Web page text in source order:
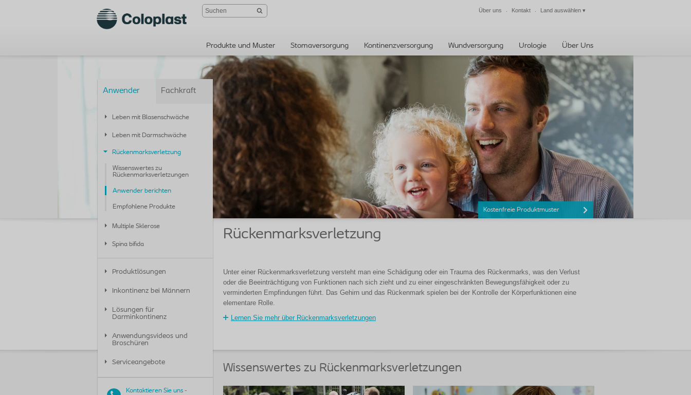
Über uns Kontakt Land auswählen ▾
Produkte und Muster Stomaversorgung Kontinenzversorgung Wundversorgung Urologie Über Uns
Anwender
Leben mit Blasenschwäche
Leben mit Darmschwäche
Rückenmarksverletzung
Wissenswertes zu
Rückenmarksverletzungen
Anwender berichten
Empfohlene Produkte
Multiple Sklerose
Spina bifida
Fachkraft
Produktlösungen
Inkontinenz bei Männern
Lösungen für
Darminkontinenz
Anwendungsvideos und
Broschüren
Serviceangebote
Kontaktieren Sie uns -
Kostenfreie Produktmuster
Rückenmarksverletzung
Unter einer Rückenmarksverletzung versteht man eine Schädigung oder ein Trauma des Rückenmarks, was den Verlust
oder die Beeinträchtigung von Funktionen nach sich zieht und zu einer eingeschränkten Bewegungsfähigkeit oder zu
verminderten Empfindungen führt. Das Gehirn und das Rückenmark spielen bei der Kontrolle der Körperfunktionen eine
elementare Rolle.
Lernen Sie mehr über Rückenmarksverletzungen
Wissenswertes zu Rückenmarksverletzungen